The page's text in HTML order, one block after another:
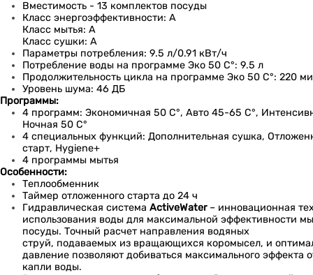
Вместимость - 13 комплектов посуды
Класс энергоэффективности: A
Класс мытья: A
Класс сушки: A
Параметры потребления: 9.5 л/0.91 кВт/ч
Потребление воды на программе Эко 50 C°: 9.5 л
Продолжительность цикла на программе Эко 50 C°: 220
Уровень шума: 46 ДБ
Программы:
4 программ: Экономичная 50 C°, Авто 45-65 C°,
Ночная 50 C°
4 специальных функций: Дополнительная сушка,
старт, Hygiene+
4 программы мытья
Особенности:
Теплообменник
Таймер отложенного старта до 24 ч
Гидравлическая системаActiveWater– инновационная
использования воды для максимальной эффективности
посуды. Точный расчет направления водяных
струй, подаваемых из вращающихся коромысел, и
давление позволяют добиваться максимального эффекта
капли воды.